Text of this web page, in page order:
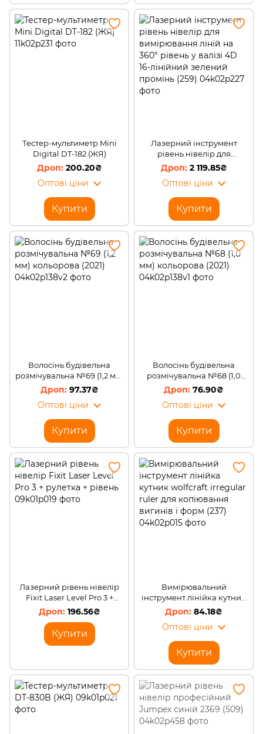
Тестер-мультиметр Mini
Digital DT-182 (ЖЯ)
200.20₴
Оптові ціни
Купити
Лазерний інструмент
рівень нівелір для
вимірювання ліній на 360°
рівень у валізі 4D 16-
лінійний зелений промінь
(259)
2 119.85₴
Оптові ціни
Купити
Волосінь будівельна
розмічувальна №69 (1,2 мм)
кольорова (2021)
97.37₴
Оптові ціни
Купити
Волосінь будівельна
розмічувальна №68 (1,0
мм) кольорова (2021)
76.90₴
Оптові ціни
Купити
Лазерний рівень нівелір
Fixit Laser Level Pro 3 +
рулетка + рівень
196.56₴
Купити
Вимірювальний
інструмент лінійка кутник
wolfcraft irregular ruler для
копіювання вигинів і форм
(237)
84.18₴
Оптові ціни
Купити